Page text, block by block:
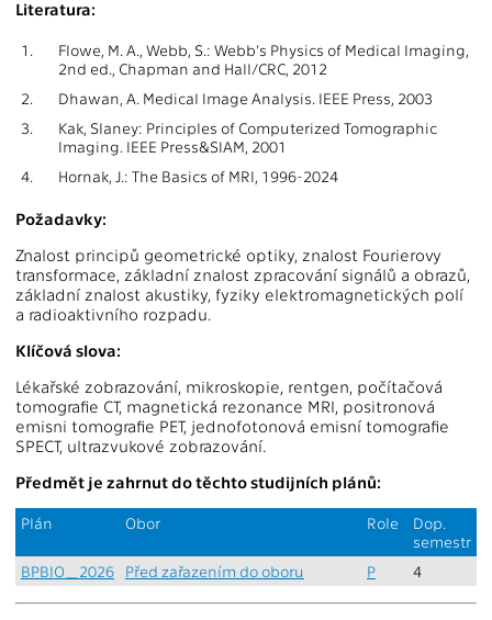
Literatura:
1.
Flowe, M. A., Webb, S.: Webb's Physics of Medical Imaging,
2nd ed., Chapman and Hall/CRC, 2012
2.
Dhawan, A. Medical Image Analysis. IEEE Press, 2003
3.
Kak, Slaney: Principles of Computerized Tomographic
Imaging. IEEE Press&SIAM, 2001
4.
Hornak, J.: The Basics of MRI, 1996-2024
Požadavky:
Znalost principů geometrické optiky, znalost Fourierovy
transformace, základní znalost zpracování signálů a obrazů,
základní znalost akustiky, fyziky elektromagnetických polí
a radioaktivního rozpadu.
Klíčová slova:
Lékařské zobrazování, mikroskopie, rentgen, počítačová
tomografie CT, magnetická rezonance MRI, positronová
emisni tomografie PET, jednofotonová emisní tomografie
SPECT, ultrazvukové zobrazování.
Předmět je zahrnut do těchto studijních plánů:
Plán Obor Role
Dop.
semestr
BPBIO_2026
Před zařazením do oboru P 4